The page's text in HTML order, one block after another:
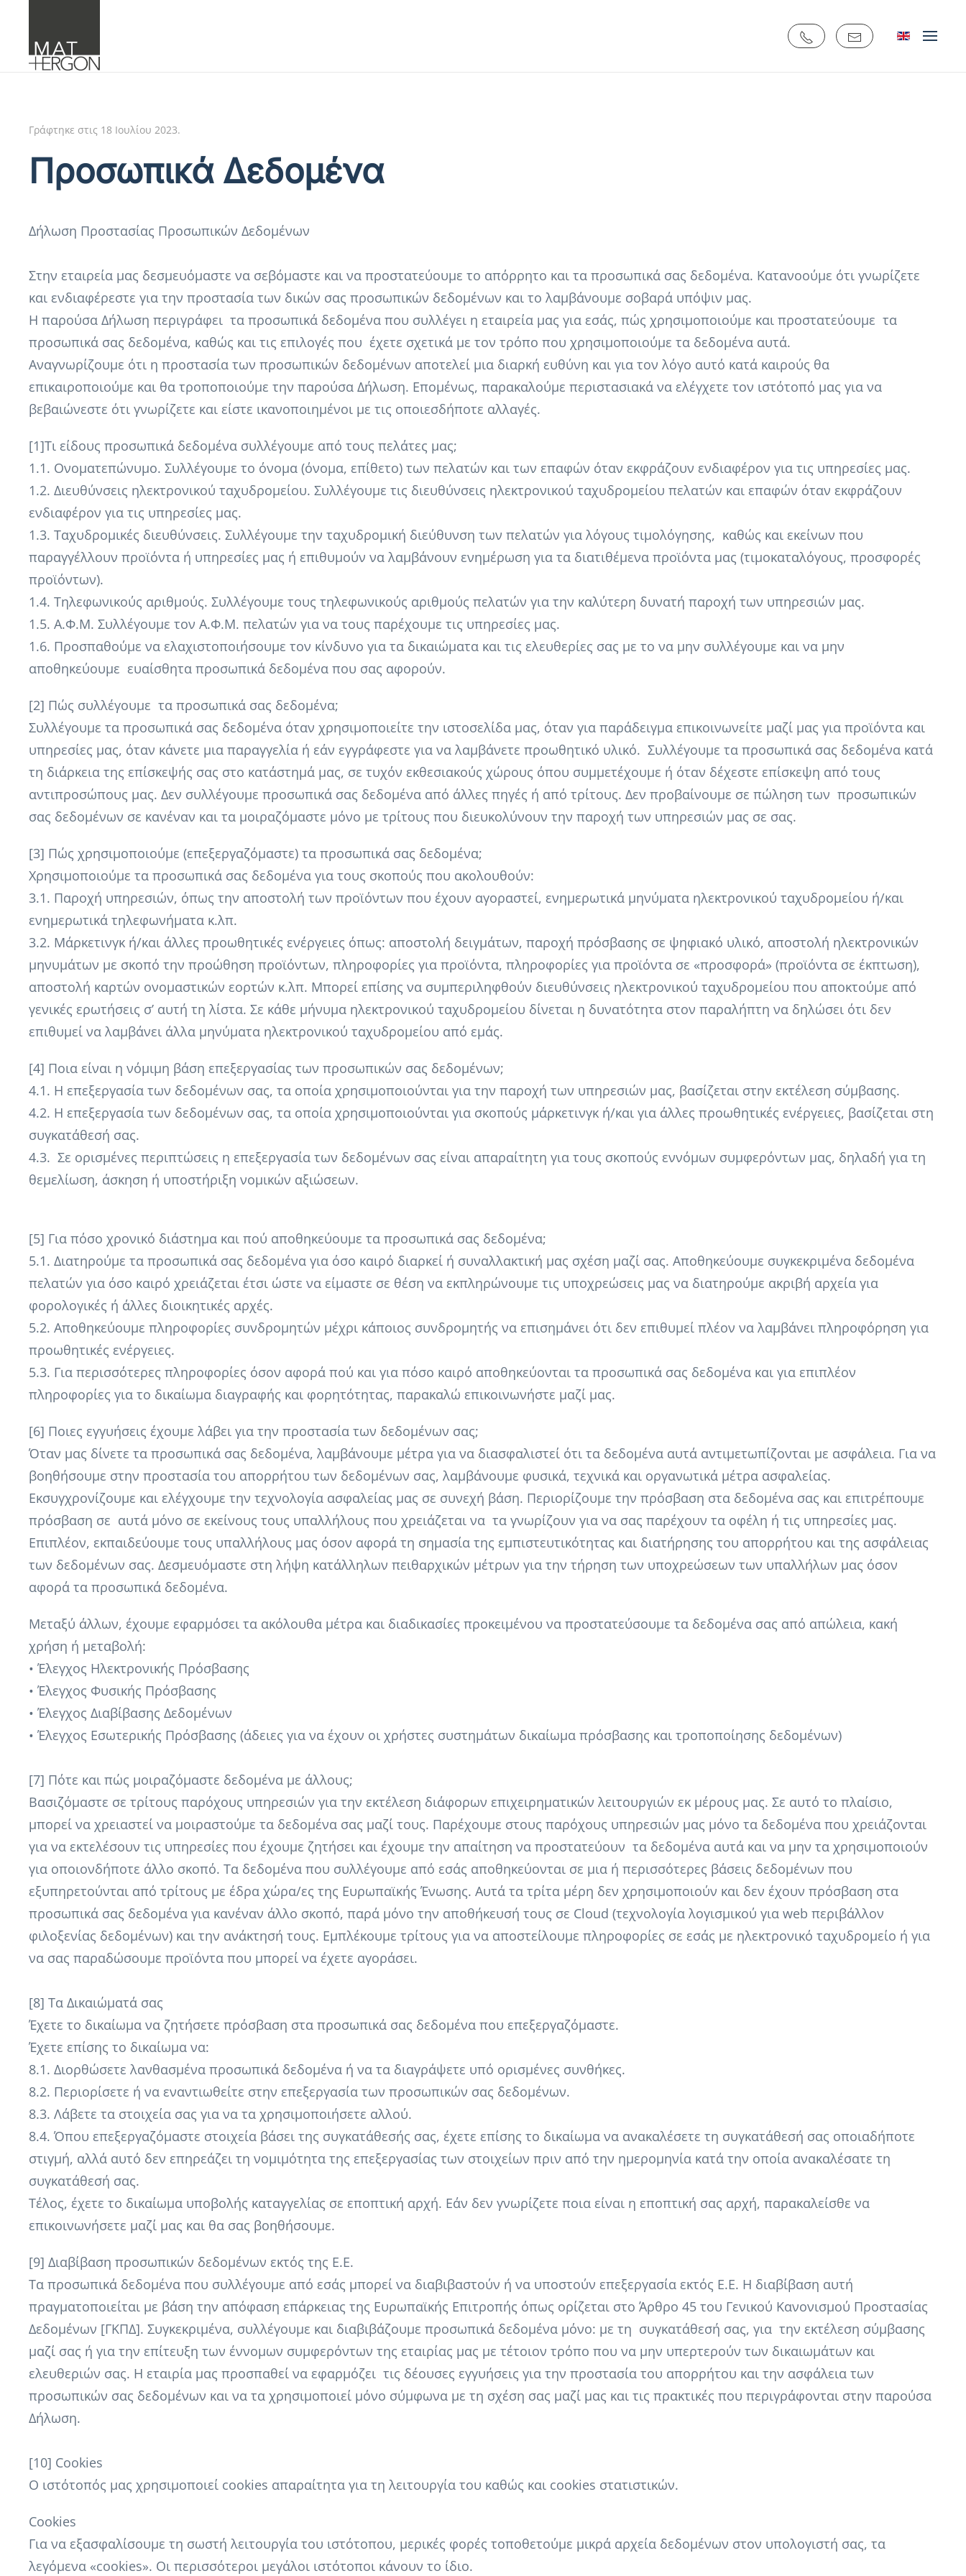
Skip to main content
Γράφτηκε στις 18 Ιουλίου 2023.
Προσωπικά Δεδομένα
Δήλωση Προστασίας Προσωπικών Δεδομένων
Στην εταιρεία μας δεσμευόμαστε να σεβόμαστε και να προστατεύουμε το απόρρητο και τα προσωπικά σας δεδομένα. Κατανοούμε ότι γνωρίζετε
και ενδιαφέρεστε για την προστασία των δικών σας προσωπικών δεδομένων και το λαμβάνουμε σοβαρά υπόψιν μας.
Η παρούσα Δήλωση περιγράφει τα προσωπικά δεδομένα που συλλέγει η εταιρεία μας για εσάς, πώς χρησιμοποιούμε και προστατεύουμε τα
προσωπικά σας δεδομένα, καθώς και τις επιλογές που έχετε σχετικά με τον τρόπο που χρησιμοποιούμε τα δεδομένα αυτά.
Αναγνωρίζουμε ότι η προστασία των προσωπικών δεδομένων αποτελεί μια διαρκή ευθύνη και για τον λόγο αυτό κατά καιρούς θα
επικαιροποιούμε και θα τροποποιούμε την παρούσα Δήλωση. Επομένως, παρακαλούμε περιστασιακά να ελέγχετε τον ιστότοπό μας για να
βεβαιώνεστε ότι γνωρίζετε και είστε ικανοποιημένοι με τις οποιεσδήποτε αλλαγές.
[1]Τι είδους προσωπικά δεδομένα συλλέγουμε από τους πελάτες μας;
1.1. Ονοματεπώνυμο. Συλλέγουμε το όνομα (όνομα, επίθετο) των πελατών και των επαφών όταν εκφράζουν ενδιαφέρον για τις υπηρεσίες μας.
1.2. Διευθύνσεις ηλεκτρονικού ταχυδρομείου. Συλλέγουμε τις διευθύνσεις ηλεκτρονικού ταχυδρομείου πελατών και επαφών όταν εκφράζουν
ενδιαφέρον για τις υπηρεσίες μας.
1.3. Ταχυδρομικές διευθύνσεις. Συλλέγουμε την ταχυδρομική διεύθυνση των πελατών για λόγους τιμολόγησης, καθώς και εκείνων που
παραγγέλλουν προϊόντα ή υπηρεσίες μας ή επιθυμούν να λαμβάνουν ενημέρωση για τα διατιθέμενα προϊόντα μας (τιμοκαταλόγους, προσφορές
προϊόντων).
1.4. Τηλεφωνικούς αριθμούς. Συλλέγουμε τους τηλεφωνικούς αριθμούς πελατών για την καλύτερη δυνατή παροχή των υπηρεσιών μας.
1.5. Α.Φ.Μ. Συλλέγουμε τον Α.Φ.Μ. πελατών για να τους παρέχουμε τις υπηρεσίες μας.
1.6. Προσπαθούμε να ελαχιστοποιήσουμε τον κίνδυνο για τα δικαιώματα και τις ελευθερίες σας με το να μην συλλέγουμε και να μην
αποθηκεύουμε ευαίσθητα προσωπικά δεδομένα που σας αφορούν.
[2] Πώς συλλέγουμε τα προσωπικά σας δεδομένα;
Συλλέγουμε τα προσωπικά σας δεδομένα όταν χρησιμοποιείτε την ιστοσελίδα μας, όταν για παράδειγμα επικοινωνείτε μαζί μας για προϊόντα και
υπηρεσίες μας, όταν κάνετε μια παραγγελία ή εάν εγγράφεστε για να λαμβάνετε προωθητικό υλικό. Συλλέγουμε τα προσωπικά σας δεδομένα κατά
τη διάρκεια της επίσκεψής σας στο κατάστημά μας, σε τυχόν εκθεσιακούς χώρους όπου συμμετέχουμε ή όταν δέχεστε επίσκεψη από τους
αντιπροσώπους μας. Δεν συλλέγουμε προσωπικά σας δεδομένα από άλλες πηγές ή από τρίτους. Δεν προβαίνουμε σε πώληση των προσωπικών
σας δεδομένων σε κανέναν και τα μοιραζόμαστε μόνο με τρίτους που διευκολύνουν την παροχή των υπηρεσιών μας σε σας.
[3] Πώς χρησιμοποιούμε (επεξεργαζόμαστε) τα προσωπικά σας δεδομένα;
Χρησιμοποιούμε τα προσωπικά σας δεδομένα για τους σκοπούς που ακολουθούν:
3.1. Παροχή υπηρεσιών, όπως την αποστολή των προϊόντων που έχουν αγοραστεί, ενημερωτικά μηνύματα ηλεκτρονικού ταχυδρομείου ή/και
ενημερωτικά τηλεφωνήματα κ.λπ.
3.2. Μάρκετινγκ ή/και άλλες προωθητικές ενέργειες όπως: αποστολή δειγμάτων, παροχή πρόσβασης σε ψηφιακό υλικό, αποστολή ηλεκτρονικών
μηνυμάτων με σκοπό την προώθηση προϊόντων, πληροφορίες για προϊόντα, πληροφορίες για προϊόντα σε «προσφορά» (προϊόντα σε έκπτωση),
αποστολή καρτών ονομαστικών εορτών κ.λπ. Μπορεί επίσης να συμπεριληφθούν διευθύνσεις ηλεκτρονικού ταχυδρομείου που αποκτούμε από
γενικές ερωτήσεις σ’ αυτή τη λίστα. Σε κάθε μήνυμα ηλεκτρονικού ταχυδρομείου δίνεται η δυνατότητα στον παραλήπτη να δηλώσει ότι δεν
επιθυμεί να λαμβάνει άλλα μηνύματα ηλεκτρονικού ταχυδρομείου από εμάς.
[4] Ποια είναι η νόμιμη βάση επεξεργασίας των προσωπικών σας δεδομένων;
4.1. H επεξεργασία των δεδομένων σας, τα οποία χρησιμοποιούνται για την παροχή των υπηρεσιών μας, βασίζεται στην εκτέλεση σύμβασης.
4.2. H επεξεργασία των δεδομένων σας, τα οποία χρησιμοποιούνται για σκοπούς μάρκετινγκ ή/και για άλλες προωθητικές ενέργειες, βασίζεται στη
συγκατάθεσή σας.
4.3. Σε ορισμένες περιπτώσεις η επεξεργασία των δεδομένων σας είναι απαραίτητη για τους σκοπούς εννόμων συμφερόντων μας, δηλαδή για τη
θεμελίωση, άσκηση ή υποστήριξη νομικών αξιώσεων.
[5] Για πόσο χρονικό διάστημα και πού αποθηκεύουμε τα προσωπικά σας δεδομένα;
5.1. Διατηρούμε τα προσωπικά σας δεδομένα για όσο καιρό διαρκεί ή συναλλακτική μας σχέση μαζί σας. Αποθηκεύουμε συγκεκριμένα δεδομένα
πελατών για όσο καιρό χρειάζεται έτσι ώστε να είμαστε σε θέση να εκπληρώνουμε τις υποχρεώσεις μας να διατηρούμε ακριβή αρχεία για
φορολογικές ή άλλες διοικητικές αρχές.
5.2. Αποθηκεύουμε πληροφορίες συνδρομητών μέχρι κάποιος συνδρομητής να επισημάνει ότι δεν επιθυμεί πλέον να λαμβάνει πληροφόρηση για
προωθητικές ενέργειες.
5.3. Για περισσότερες πληροφορίες όσον αφορά πού και για πόσο καιρό αποθηκεύονται τα προσωπικά σας δεδομένα και για επιπλέον
πληροφορίες για το δικαίωμα διαγραφής και φορητότητας, παρακαλώ επικοινωνήστε μαζί μας.
[6] Ποιες εγγυήσεις έχουμε λάβει για την προστασία των δεδομένων σας;
Όταν μας δίνετε τα προσωπικά σας δεδομένα, λαμβάνουμε μέτρα για να διασφαλιστεί ότι τα δεδομένα αυτά αντιμετωπίζονται με ασφάλεια. Για να
βοηθήσουμε στην προστασία του απορρήτου των δεδομένων σας, λαμβάνουμε φυσικά, τεχνικά και οργανωτικά μέτρα ασφαλείας.
Εκσυγχρονίζουμε και ελέγχουμε την τεχνολογία ασφαλείας μας σε συνεχή βάση. Περιορίζουμε την πρόσβαση στα δεδομένα σας και επιτρέπουμε
πρόσβαση σε αυτά μόνο σε εκείνους τους υπαλλήλους που χρειάζεται να τα γνωρίζουν για να σας παρέχουν τα οφέλη ή τις υπηρεσίες μας.
Επιπλέον, εκπαιδεύουμε τους υπαλλήλους μας όσον αφορά τη σημασία της εμπιστευτικότητας και διατήρησης του απορρήτου και της ασφάλειας
των δεδομένων σας. Δεσμευόμαστε στη λήψη κατάλληλων πειθαρχικών μέτρων για την τήρηση των υποχρεώσεων των υπαλλήλων μας όσον
αφορά τα προσωπικά δεδομένα.
Μεταξύ άλλων, έχουμε εφαρμόσει τα ακόλουθα μέτρα και διαδικασίες προκειμένου να προστατεύσουμε τα δεδομένα σας από απώλεια, κακή
χρήση ή μεταβολή:
• Έλεγχος Ηλεκτρονικής Πρόσβασης
• Έλεγχος Φυσικής Πρόσβασης
• Έλεγχος Διαβίβασης Δεδομένων
• Έλεγχος Eσωτερικής Πρόσβασης (άδειες για να έχουν οι χρήστες συστημάτων δικαίωμα πρόσβασης και τροποποίησης δεδομένων)
[7] Πότε και πώς μοιραζόμαστε δεδομένα με άλλους;
Βασιζόμαστε σε τρίτους παρόχους υπηρεσιών για την εκτέλεση διάφορων επιχειρηματικών λειτουργιών εκ μέρους μας. Σε αυτό το πλαίσιο,
μπορεί να χρειαστεί να μοιραστούμε τα δεδομένα σας μαζί τους. Παρέχουμε στους παρόχους υπηρεσιών μας μόνο τα δεδομένα που χρειάζονται
για να εκτελέσουν τις υπηρεσίες που έχουμε ζητήσει και έχουμε την απαίτηση να προστατεύουν τα δεδομένα αυτά και να μην τα χρησιμοποιούν
για οποιονδήποτε άλλο σκοπό. Τα δεδομένα που συλλέγουμε από εσάς αποθηκεύονται σε μια ή περισσότερες βάσεις δεδομένων που
εξυπηρετούνται από τρίτους με έδρα χώρα/ες της Ευρωπαϊκής Ένωσης. Αυτά τα τρίτα μέρη δεν χρησιμοποιούν και δεν έχουν πρόσβαση στα
προσωπικά σας δεδομένα για κανέναν άλλο σκοπό, παρά μόνο την αποθήκευσή τους σε Cloud (τεχνολογία λογισμικού για web περιβάλλον
φιλοξενίας δεδομένων) και την ανάκτησή τους. Εμπλέκουμε τρίτους για να αποστείλουμε πληροφορίες σε εσάς με ηλεκτρονικό ταχυδρομείο ή για
να σας παραδώσουμε προϊόντα που μπορεί να έχετε αγοράσει.
[8] Τα Δικαιώματά σας
Έχετε το δικαίωμα να ζητήσετε πρόσβαση στα προσωπικά σας δεδομένα που επεξεργαζόμαστε.
Έχετε επίσης το δικαίωμα να:
8.1. Διορθώσετε λανθασμένα προσωπικά δεδομένα ή να τα διαγράψετε υπό ορισμένες συνθήκες.
8.2. Περιορίσετε ή να εναντιωθείτε στην επεξεργασία των προσωπικών σας δεδομένων.
8.3. Λάβετε τα στοιχεία σας για να τα χρησιμοποιήσετε αλλού.
8.4. Όπου επεξεργαζόμαστε στοιχεία βάσει της συγκατάθεσής σας, έχετε επίσης το δικαίωμα να ανακαλέσετε τη συγκατάθεσή σας οποιαδήποτε
στιγμή, αλλά αυτό δεν επηρεάζει τη νομιμότητα της επεξεργασίας των στοιχείων πριν από την ημερομηνία κατά την οποία ανακαλέσατε τη
συγκατάθεσή σας.
Τέλος, έχετε το δικαίωμα υποβολής καταγγελίας σε εποπτική αρχή. Εάν δεν γνωρίζετε ποια είναι η εποπτική σας αρχή, παρακαλείσθε να
επικοινωνήσετε μαζί μας και θα σας βοηθήσουμε.
[9] Διαβίβαση προσωπικών δεδομένων εκτός της Ε.Ε.
Τα προσωπικά δεδομένα που συλλέγουμε από εσάς μπορεί να διαβιβαστούν ή να υποστούν επεξεργασία εκτός Ε.Ε. Η διαβίβαση αυτή
πραγματοποιείται με βάση την απόφαση επάρκειας της Ευρωπαϊκής Επιτροπής όπως ορίζεται στο Άρθρο 45 του Γενικού Κανονισμού Προστασίας
Δεδομένων [ΓΚΠΔ]. Συγκεκριμένα, συλλέγουμε και διαβιβάζουμε προσωπικά δεδομένα μόνο: με τη συγκατάθεσή σας, για την εκτέλεση σύμβασης
μαζί σας ή για την επίτευξη των έννομων συμφερόντων της εταιρίας μας με τέτοιον τρόπο που να μην υπερτερούν των δικαιωμάτων και
ελευθεριών σας. Η εταιρία μας προσπαθεί να εφαρμόζει τις δέουσες εγγυήσεις για την προστασία του απορρήτου και την ασφάλεια των
προσωπικών σας δεδομένων και να τα χρησιμοποιεί μόνο σύμφωνα με τη σχέση σας μαζί μας και τις πρακτικές που περιγράφονται στην παρούσα
Δήλωση.
[10] Cookies
Ο ιστότοπός μας χρησιμοποιεί cookies απαραίτητα για τη λειτουργία του καθώς και cookies στατιστικών.
Cookies
Για να εξασφαλίσουμε τη σωστή λειτουργία του ιστότοπου, μερικές φορές τοποθετούμε μικρά αρχεία δεδομένων στον υπολογιστή σας, τα
λεγόμενα «cookies». Οι περισσότεροι μεγάλοι ιστότοποι κάνουν το ίδιο.